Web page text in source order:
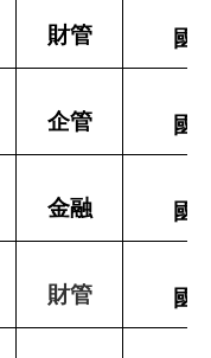
財管 國
企管 國
金融 國
財管 國